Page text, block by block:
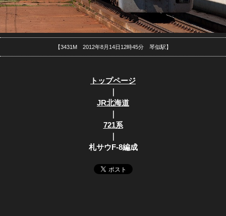
【3431M 2012年8月14日12時45分 琴似駅】
トップページ
｜
JR北海道
｜
721系
｜
札サウF-8編成